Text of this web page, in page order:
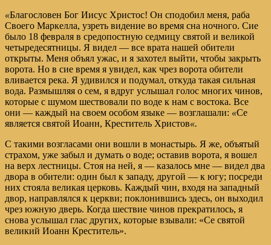
«Благословен Бог Иисус Христос! Он сподобил меня, раба
Своего Маркелла, узреть видение во время сна ночного. Сие
было 18 февраля в средопостную седмицу святой и великой
четыредесятницы. Я видел — все врата нашей обители
открыты. Меня объял ужас, и я захотел выйти, чтобы закрыть
ворота. Но в сие время я увидел, как чрез ворота обители
вливается река. Я удивился и подумал, откуда такая сильная
вода. Размышляя о сем, я вдруг услышал голос многих чинов,
которые с шумом шествовали по воде к нам с востока. Все
они — каждый на своем особом языке — возглашали: «Се
является святой Иоанн, Креститель Христов«.
С такими возгласами они вошли в монастырь. Я же, объятый
страхом, уже забыл и думать о воде; оставив ворота, я вошел
на верх лестницы. Стоя на ней, я — казалось мне — видел два
двора в обители: один был к западу, другой — к югу; посреди
них стояла великая церковь. Каждый чин, входя на западный
двор, направлялся к церкви; поклонившись здесь, он выходил
чрез южную дверь. Когда шествие чинов прекратилось, я
снова услышал глас других, которые взывали: «Се святой
великий Иоанн Креститель».